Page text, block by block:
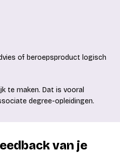
of beroepsproduct logisch
te maken. Dat is vooral
degree-opleidingen.
van je